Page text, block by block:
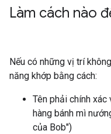
Làm cách nào
Nếu có những vị trí
năng khớp bằng cách:
Tên phải chính xác
hàng bánh mì
của Bob")